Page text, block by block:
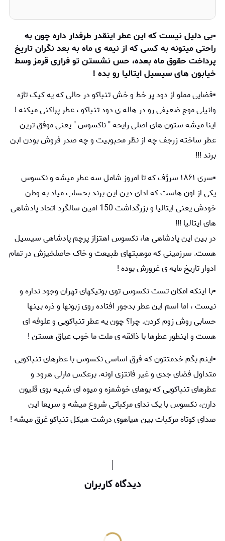
▪️بی دلیل نیست که این عطر اینقدر طرفدار داره چون به
راحتی میتونه به کسی که از نیمه ی ماه به بعد نگران تاریخ
پرداخت حقوق ماه بعده، حس نشستن تو فراری قرمز وسط
خیابون های سیسیل ایتالیا رو بده !
▪️فضایی مملو از دود پر خط و خش تنباکو در حالی که یه کیک تازه
وانیلی موج ضعیفی رو در هاله ی دود تنباکو ، عطر پراکنی میکنه !
اینا میشه ستون های اصلی رایحه " ناکسوس " یعنی موفق ترین
عطر ساخته زرجف چه از نظر محبوبیت و چه صدر فروش بودن ابن
برند !!!
▪️سری ۱۸۶۱ سرژف که تا امروز شامل سه عطر میشه و نکسوس
یکی از اون هاست که ادای دین این برند بحساب میاد به وطن
خودش یعنی ایتالیا و بزرگداشت 150 امین سالگرد اتحاد پادشاهی
های ایتالیا !!!
در بین این پادشاهی ها، نکسوس اهتزاز پرچم پادشاهی سیسیل
هست. سرزمینی که موهبتهای طبیعت و خاک حاصلخیزش در تمام
ادوار تاریخ مایه ی غرورش بوده !
▪️با اینکه امکان تست نکسوس توی بوتیکهای تهران وجود نداره و
نیست ، اما اسم این عطر بدجور افتاده روی زبونها و ذره بینها
حسابی روش زوم کردن. چرا؟ چون یه عطر تنباکویی و علوفه ای
هست و اینطور عطرها با ذائقه ی ملت ما خوب عیاق هستن !
▪️اینم بگم خدمتتون که فرق اساسی نکسوس با عطرهای تنباکویی
متداول فضای جدی و غیر فانتزی اونه. برعکس مارلی هرود و
عطرهای تنباکویی که بوهای خوشمزه و میوه ای شبیه بوی قلیون
دارن، نکسوس با یک ندای مرکباتی شروع میشه و سریعا این
صدای کوتاه مرکبات بین هیاهوی درشت هیکل تنباکو غرق میشه !
دیدگاه کاربران